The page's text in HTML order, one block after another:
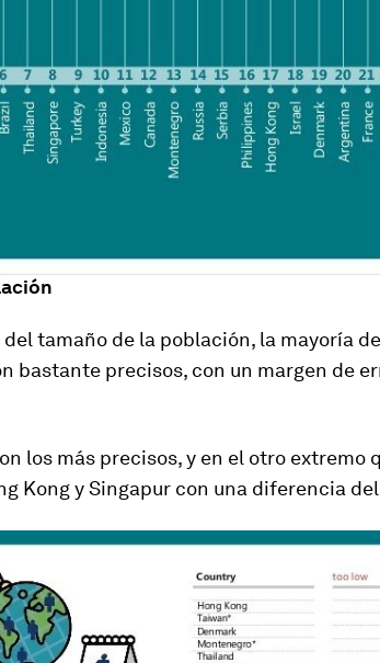
tamaño de la población, la mayoría
bastante precisos, con un margen de
los más precisos, y en el otro extremo
Kong y Singapur con una diferencia del